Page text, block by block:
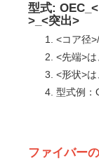
型式:
>_<突出>
<コア径
<先端>は
<形状>は
型式例：
ファイバー